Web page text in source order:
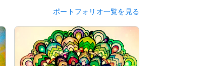
ポートフォリオ一覧を見る